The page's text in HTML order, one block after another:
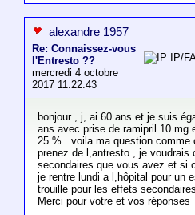
alexandre 1957
Re: Connaissez-vous
l'Entresto ??
mercredi 4 octobre
2017 11:22:43
IP/
bonjour , j, ai 60 ans et je suis
ans avec prise de ramipril 10 mg
25 % . voila ma question comme
prenez de l,antresto , je voudrais
secondaires que vous avez et si
je rentre lundi a l,hôpital pour un
trouille pour les effets
Merci pour votre et vos réponses